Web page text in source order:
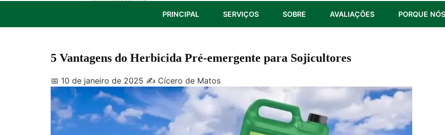
PRINCIPAL SERVIÇOS SOBRE AVALIAÇÕES PORQUE NÓS
5 Vantagens do Herbicida Pré-emergente para Sojicultores
📅 10 de janeiro de 2025 ✍️ Cícero de Matos